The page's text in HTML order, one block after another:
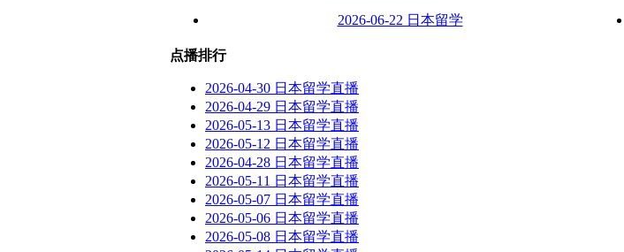
2026-06-22 日本留学
点播排行
2026-04-30 日本留学直播
2026-04-29 日本留学直播
2026-05-13 日本留学直播
2026-05-12 日本留学直播
2026-04-28 日本留学直播
2026-05-11 日本留学直播
2026-05-07 日本留学直播
2026-05-06 日本留学直播
2026-05-08 日本留学直播